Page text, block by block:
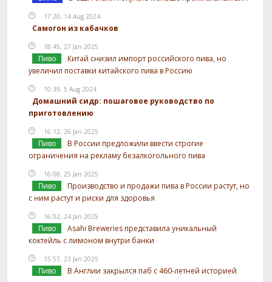
17:20, 14 Aug 2024
Самогон из кабачков
18:45, 27 Jan 2025
Пиво
Китай снизил импорт российского пива, но
увеличил поставки китайского пива в Россию
10:39, 5 Aug 2024
Домашний сидр: пошаговое руководство по
приготовлению
16:12, 26 Jan 2025
Пиво
В России предложили ввести строгие
ограничения на рекламу безалкогольного пива
16:08, 25 Jan 2025
Пиво
Производство и продажи пива в России растут, но
с ним растут и риски для здоровья
16:02, 24 Jan 2025
Пиво
Asahi Breweries представила уникальный
коктейль с лимоном внутри банки
15:57, 23 Jan 2025
Пиво В Англии закрылся паб с 460-летней историей